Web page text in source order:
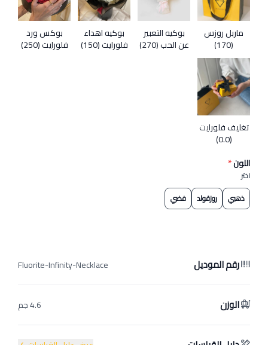
ماربل روزس
(170)
بوكيه التعبير
عن الحب (270)
بوكيه اهداء
فلورايت (150)
بوكس ورد
فلورايت (250)
تغليف فلورايت
(0.0)
اللون*
اختر
ذهبي روزقولد فضي
رقم الموديل Fluorite-Infinity-Necklace
الوزن 4.6 جم